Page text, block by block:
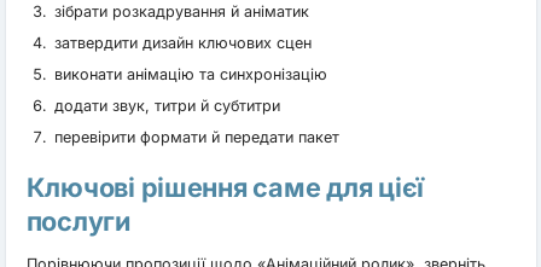
зібрати розкадрування й аніматик
затвердити дизайн ключових сцен
виконати анімацію та синхронізацію
додати звук, титри й субтитри
перевірити формати й передати пакет
Ключові рішення саме для цієї
послуги